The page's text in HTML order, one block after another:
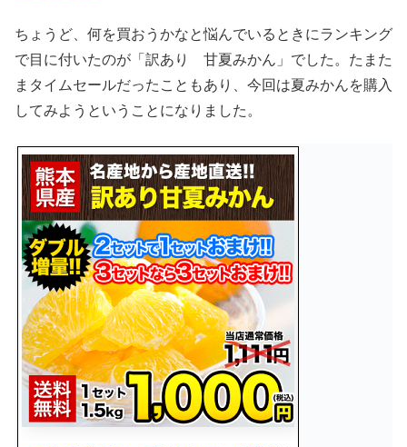
ちょうど、何を買おうかなと悩んでいるときにランキング
で目に付いたのが「訳あり 甘夏みかん」でした。たまた
まタイムセールだったこともあり、今回は夏みかんを購入
してみようということになりました。